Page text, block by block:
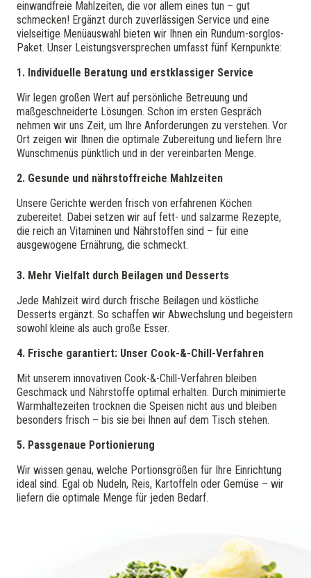
einwandfreie Mahlzeiten, die vor allem eines tun – gut
schmecken! Ergänzt durch zuverlässigen Service und eine
vielseitige Menüauswahl bieten wir Ihnen ein Rundum-sorglos-
Paket. Unser Leistungsversprechen umfasst fünf Kernpunkte:
1. Individuelle Beratung und erstklassiger Service
Wir legen großen Wert auf persönliche Betreuung und
maßgeschneiderte Lösungen. Schon im ersten Gespräch
nehmen wir uns Zeit, um Ihre Anforderungen zu verstehen. Vor
Ort zeigen wir Ihnen die optimale Zubereitung und liefern Ihre
Wunschmenüs pünktlich und in der vereinbarten Menge.
2. Gesunde und nährstoffreiche Mahlzeiten
Unsere Gerichte werden frisch von erfahrenen Köchen
zubereitet. Dabei setzen wir auf fett- und salzarme Rezepte,
die reich an Vitaminen und Nährstoffen sind – für eine
ausgewogene Ernährung, die schmeckt.
3. Mehr Vielfalt durch Beilagen und Desserts
Jede Mahlzeit wird durch frische Beilagen und köstliche
Desserts ergänzt. So schaffen wir Abwechslung und begeistern
sowohl kleine als auch große Esser.
4. Frische garantiert: Unser Cook-&-Chill-Verfahren
Mit unserem innovativen Cook-&-Chill-Verfahren bleiben
Geschmack und Nährstoffe optimal erhalten. Durch minimierte
Warmhaltezeiten trocknen die Speisen nicht aus und bleiben
besonders frisch – bis sie bei Ihnen auf dem Tisch stehen.
5. Passgenaue Portionierung
Wir wissen genau, welche Portionsgrößen für Ihre Einrichtung
ideal sind. Egal ob Nudeln, Reis, Kartoffeln oder Gemüse – wir
liefern die optimale Menge für jeden Bedarf.